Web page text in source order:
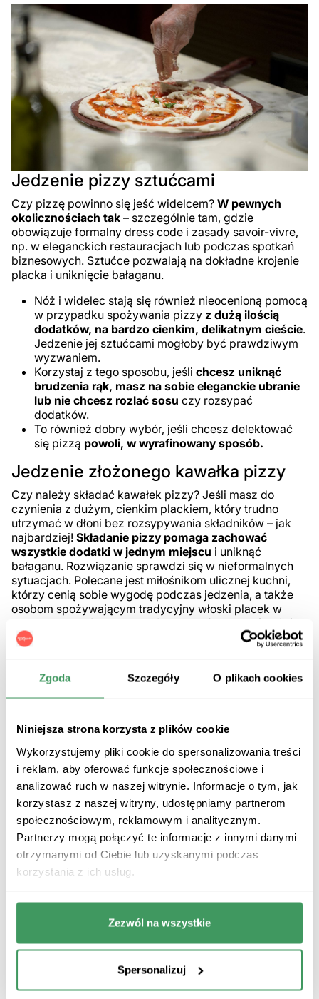
Zgoda Szczegóły O plikach cookies
Niniejsza strona korzysta z plików cookie
Wykorzystujemy pliki cookie do spersonalizowania treści
i reklam, aby oferować funkcje społecznościowe i
analizować ruch w naszej witrynie. Informacje o tym, jak
korzystasz z naszej witryny, udostępniamy partnerom
społecznościowym, reklamowym i analitycznym.
Partnerzy mogą połączyć te informacje z innymi danymi
otrzymanymi od Ciebie lub uzyskanymi podczas
korzystania z ich usług.
Zezwól na wszystkie
Spersonalizuj
Jedzenie pizzy sztućcami
Czy pizzę powinno się jeść widelcem? W pewnych
okolicznościach tak – szczególnie tam, gdzie
obowiązuje formalny dress code i zasady savoir-vivre,
np. w eleganckich restauracjach lub podczas spotkań
biznesowych. Sztućce pozwalają na dokładne krojenie
placka i uniknięcie bałaganu.
Nóż i widelec stają się również nieocenioną pomocą
w przypadku spożywania pizzy z dużą ilością
dodatków, na bardzo cienkim, delikatnym cieście.
Jedzenie jej sztućcami mogłoby być prawdziwym
wyzwaniem.
Korzystaj z tego sposobu, jeśli chcesz uniknąć
brudzenia rąk, masz na sobie eleganckie ubranie
lub nie chcesz rozlać sosu czy rozsypać
dodatków.
To również dobry wybór, jeśli chcesz delektować
się pizzą powoli, w wyrafinowany sposób.
Jedzenie złożonego kawałka pizzy
Czy należy składać kawałek pizzy? Jeśli masz do
czynienia z dużym, cienkim plackiem, który trudno
utrzymać w dłoni bez rozsypywania składników – jak
najbardziej! Składanie pizzy pomaga zachować
wszystkie dodatki w jednym miejscu i uniknąć
bałaganu. Rozwiązanie sprawdzi się w nieformalnych
sytuacjach. Polecane jest miłośnikom ulicznej kuchni,
którzy cenią sobie wygodę podczas jedzenia, a także
osobom spożywającym tradycyjny włoski placek w
biegu.
Składanie kawałka pizzy na pół może również
poprawić smakowe doznania
, ponieważ każdy kęs
będzie zawierał więcej połączonych składników.
Jedzenie brzegów pizzy
Czy brzegi pizzy się je? To kwestia indywidualnych
nieodłączną częścią prawdziwej pizzy. Jednak
niektórzy wolą zostawiać je na talerzu, zwłaszcza
jeśli są zbyt suche lub zbyt grube. Jeśli nie lubisz
jeść brzegów pizzy, spróbuj zamoczyć je np. w
sosie czosnkowym, musztardowo-miodowym lub
pomidorowym. W ten sposób wzbogacisz smak i
będziesz cieszyć się każdym kęsem włoskiego
dania!
Coraz większą popularność zyskują też placki z
pizzy w całości, od środka aż po brzegi.